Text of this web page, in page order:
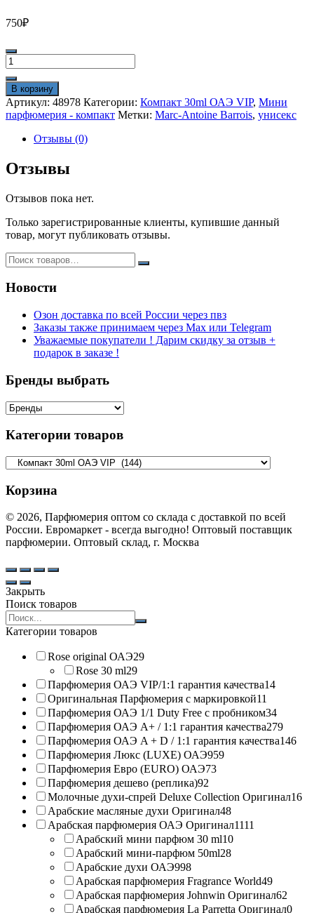
750₽
Количество
товара
Marc
Antoinne
Barrois
Tilia
VIP
очень
В корзину
Артикул: 48978 Категории: Компакт 30ml ОАЭ VIP, Мини
парфюмерия - компакт Метки: Marc-Antoine Barrois, унисекс
Отзывы (0)
Отзывы
Отзывов пока нет.
Только зарегистрированные клиенты, купившие данный
товар, могут публиковать отзывы.
Новости
Озон доставка по всей России через пвз
Заказы также принимаем через Max или Telegram
Уважаемые покупатели ! Дарим скидку за отзыв +
подарок в заказе !
Бренды выбрать
Категории товаров
Корзина
© 2026, Парфюмерия оптом со склада с доставкой по всей
России. Евромаркет - всегда выгодно! Оптовый поставщик
парфюмерии. Оптовый склад, г. Москва
Закрыть
Поиск товаров
Search
products:
Категории товаров
Rose original ОАЭ29
Rose 30 ml29
Парфюмерия ОАЭ VIP/1:1 гарантия качества14
Оригинальная Парфюмерия с маркировкой11
Парфюмерия ОАЭ 1/1 Duty Free с пробником34
Парфюмерия ОАЭ A+ / 1:1 гарантия качества279
Парфюмерия ОАЭ A + D / 1:1 гарантия качества146
Парфюмерия Люкс (LUXE) ОАЭ959
Парфюмерия Евро (EURO) ОАЭ73
Парфюмерия дешево (реплика)92
Молочные духи-спрей Deluxe Collection Оригинал16
Арабские масляные духи Оригинал48
Арабская парфюмерия ОАЭ Оригинал1111
Арабский мини парфюм 30 ml10
Арабский мини-парфюм 50ml28
Арабские духи ОАЭ998
Арабская парфюмерия Fragrance World49
Арабская парфюмерия Johnwin Оригинал62
Арабская парфюмерия La Parretta Оригинал0